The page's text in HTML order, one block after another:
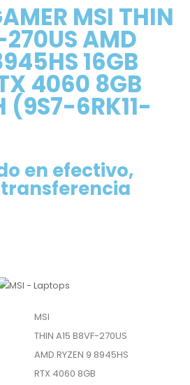
MSI THIN
AMD
16GB
4060 8GB
(9S7-6RK11-
en efectivo,
MSI
THIN A15 B8VF-270US
AMD RYZEN 9 8945HS
RTX 4060 8GB